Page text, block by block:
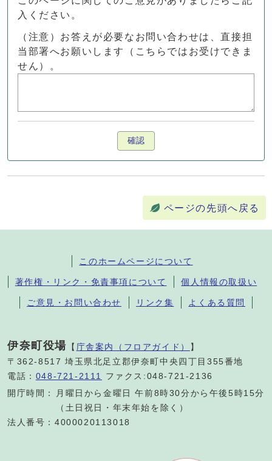
入ください。
（注意）お答えが必要なお問い合わせは、直接担
当部署へお願いします（こちらではお受けできま
せん）。
確認
ページの先頭へ戻る
このホームページについて
著作権・リンク・免責事項について 個人情報の取扱い
ご意見・お問い合わせ リンク集 よくある質問
伊奈町役場 【 庁舎案内（フロアガイド） 】
〒362-8517 埼玉県北足立郡伊奈町中央四丁目355番地
電話： 048-721-2111
ファクス:048-721-2136
開庁時間：
月曜日から金曜日 午前8時30分から午後5時15分
（土日祝日・年末年始を除く）
法人番号：4000020113018